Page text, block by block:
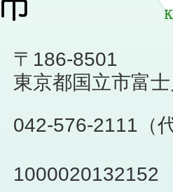
〒186-8501
東京都国立市富
042-576-2111（
1000020132152